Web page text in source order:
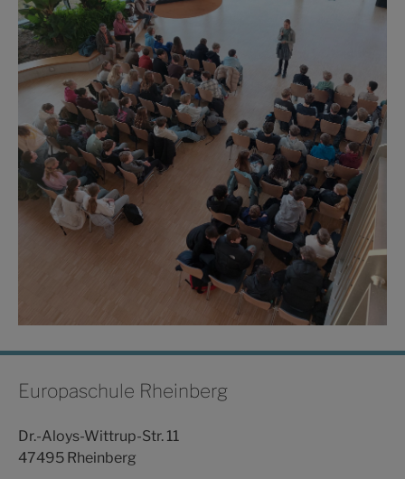
Europaschule Rheinberg
Dr.-Aloys-Wittrup-Str. 11
47495 Rheinberg